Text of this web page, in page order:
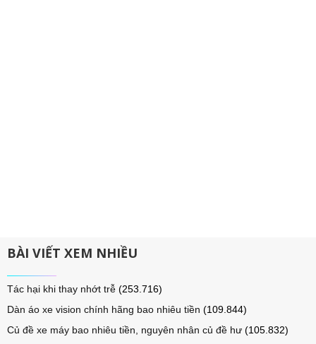
BÀI VIẾT XEM NHIỀU
Tác hại khi thay nhớt trễ (253.716)
Dàn áo xe vision chính hãng bao nhiêu tiền (109.844)
Củ đề xe máy bao nhiêu tiền, nguyên nhân củ đề hư (105.832)